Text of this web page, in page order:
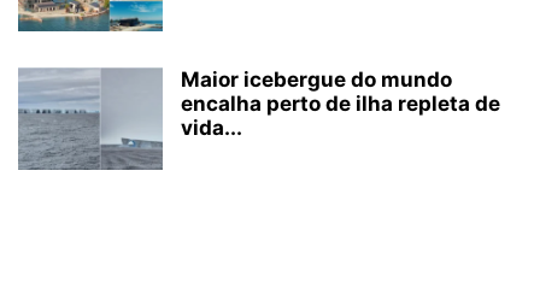
Maior icebergue do mundo
encalha perto de ilha repleta de
vida...